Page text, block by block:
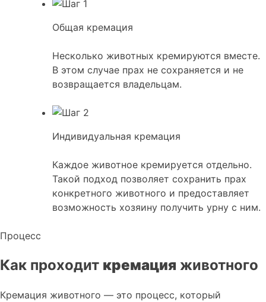
Общая кремация
Несколько животных кремируются вместе.
В этом случае прах не сохраняется и не
возвращается владельцам.
Индивидуальная кремация
Каждое животное кремируется отдельно.
Такой подход позволяет сохранить прах
конкретного животного и предоставляет
возможность хозяину получить урну с ним.
Процесс
Как проходит кремация животного
Кремация животного — это процесс, который